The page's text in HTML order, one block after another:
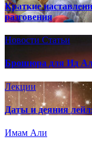
Краткие
разговения
Новости Статьи
Брошюра для Ид
Лекции
Даты и деяния
Имам Али